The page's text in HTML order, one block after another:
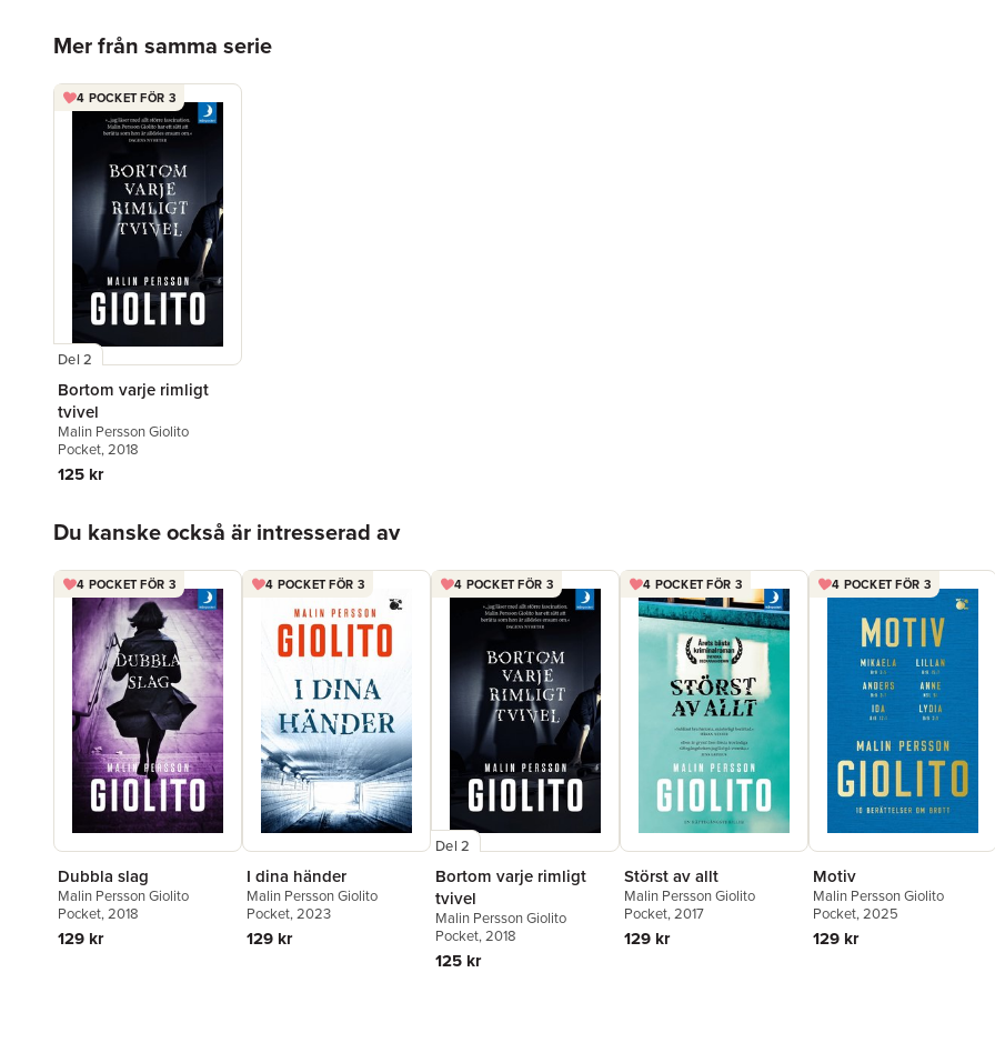
Mer från samma serie
4 POCKET FÖR 3
Del 2
Bortom varje rimligt
tvivel
Malin Persson Giolito
Pocket, 2018
125 kr
Du kanske också är intresserad av
4 POCKET FÖR 3
Dubbla slag
Malin Persson Giolito
Pocket, 2018
129 kr
4 POCKET FÖR 3
I dina händer
Malin Persson Giolito
Pocket, 2023
129 kr
4 POCKET FÖR 3
Del 2
Bortom varje rimligt
tvivel
Malin Persson Giolito
Pocket, 2018
125 kr
4 POCKET FÖR 3
Störst av allt
Malin Persson Giolito
Pocket, 2017
129 kr
4 POCKET FÖR 3
Motiv
Malin Persson Giolito
Pocket, 2025
129 kr